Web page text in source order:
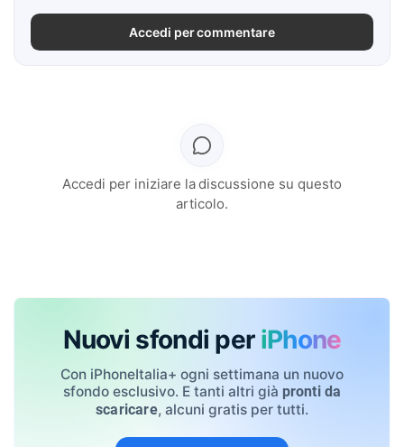
Accedi per commentare
Accedi per iniziare la discussione su questo
articolo.
Nuovi sfondi per iPhone
Con iPhoneItalia+ ogni settimana un nuovo
sfondo esclusivo. E tanti altri già pronti da
scaricare, alcuni gratis per tutti.